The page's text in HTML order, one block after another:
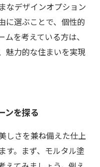
なデザインオプション
に選ぶことで、個性的
を考えている方は、
魅力的な住まいを実現
ンを探る
しさを兼ね備えた仕上
す。まず、モルタル塗